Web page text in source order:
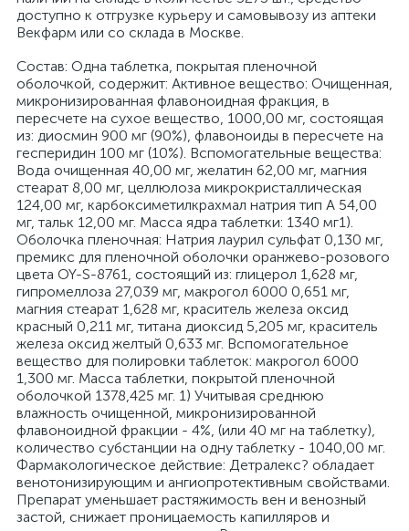
доступно к отгрузке курьеру и самовывозу из аптеки
Векфарм или со склада в Москве.
Cостав: Одна таблетка, покрытая пленочной
оболочкой, содержит: Активное вещество: Очищенная,
микронизированная флавоноидная фракция, в
пересчете на сухое вещество, 1000,00 мг, состоящая
из: диосмин 900 мг (90%), флавоноиды в пересчете на
гесперидин 100 мг (10%). Вспомогательные вещества:
Вода очищенная 40,00 мг, желатин 62,00 мг, магния
стеарат 8,00 мг, целлюлоза микрокристаллическая
124,00 мг, карбоксиметилкрахмал натрия тип А 54,00
мг, тальк 12,00 мг. Масса ядра таблетки: 1340 мг1).
Оболочка пленочная: Натрия лаурил сульфат 0,130 мг,
премикс для пленочной оболочки оранжево-розового
цвета OY-S-8761, состоящий из: глицерол 1,628 мг,
гипромеллоза 27,039 мг, макрогол 6000 0,651 мг,
магния стеарат 1,628 мг, краситель железа оксид
красный 0,211 мг, титана диоксид 5,205 мг, краситель
железа оксид желтый 0,633 мг. Вспомогательное
вещество для полировки таблеток: макрогол 6000
1,300 мг. Масса таблетки, покрытой пленочной
оболочкой 1378,425 мг. 1) Учитывая среднюю
влажность очищенной, микронизированной
флавоноидной фракции - 4%, (или 40 мг на таблетку),
количество субстанции на одну таблетку - 1040,00 мг.
Фармакологическое действие: Детралекс? обладает
венотонизирующим и ангиопротективным свойствами.
Препарат уменьшает растяжимость вен и венозный
застой, снижает проницаемость капилляров и